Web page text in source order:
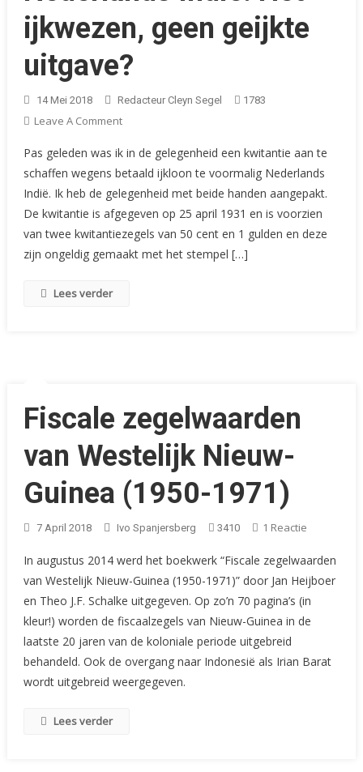
ijkwezen, geen geijkte
uitgave?
14 Mei 2018 Redacteur Cleyn Segel 1783
Leave A CommentOn
Indië:
Het
Ijkwezen,
Geen
Geijkte
Uitgave?
Pas geleden was ik in de gelegenheid een kwitantie aan te
schaffen wegens betaald ijkloon te voormalig Nederlands
Indië. Ik heb de gelegenheid met beide handen aangepakt.
De kwitantie is afgegeven op 25 april 1931 en is voorzien
van twee kwitantiezegels van 50 cent en 1 gulden en deze
zijn ongeldig gemaakt met het stempel […]
Lees verder
Fiscale zegelwaarden
van Westelijk Nieuw-
Guinea (1950-1971)
7 April 2018 Ivo Spanjersberg 3410 1 ReactieOp
Van
Westelijk
Nieuw-
(1950-
In augustus 2014 werd het boekwerk “Fiscale zegelwaarden
van Westelijk Nieuw-Guinea (1950-1971)” door Jan Heijboer
en Theo J.F. Schalke uitgegeven. Op zo’n 70 pagina’s (in
kleur!) worden de fiscaalzegels van Nieuw-Guinea in de
laatste 20 jaren van de koloniale periode uitgebreid
behandeld. Ook de overgang naar Indonesië als Irian Barat
wordt uitgebreid weergegeven.
Lees verder